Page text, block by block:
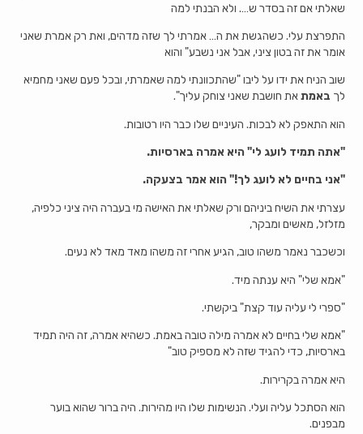
שאלתי אם זה בסדר ש…. ולא הבנתי למה
התפרצת עלי. כשהגשת את ה… אמרתי לך שזה מדהים, ואת רק אמרת שאני
אומר את זה בטון ציני, אבל אני נשבע" והוא
שוב הניח את ידו על ליבו "שהתכוונתי למה שאמרתי, ובכל פעם שאני מחמיא
לך באמתאת חושבת שאני צוחק עליך".
הוא התאפק לא לבכות. העיניים שלו כבר היו רטובות.
"אתה תמיד לועג לי" היא אמרה בארסיות.
"אני בחיים לא לועג לך!" הוא אמר בצעקה.
עצרתי את השיח ביניהם ורק שאלתי את האישה מי בעברה היה ציני כלפיה,
מזלזל, מאשים ומבקר,
וכשכבר נאמר משהו טוב, הגיע אחרי זה משהו מאד מאד לא נעים.
"אמא שלי" היא ענתה מיד.
"ספרי לי עליה עוד קצת" ביקשתי.
"אמא שלי בחיים לא אמרה מילה טובה באמת. כשהיא אמרה, זה היה תמיד
בארסיות, כדי להגיד שזה לא מספיק טוב"
היא אמרה בקרירות.
הוא הסתכל עליה ועלי. הנשימות שלו היו מהירות. היה ברור שהוא בוער
מבפנים.